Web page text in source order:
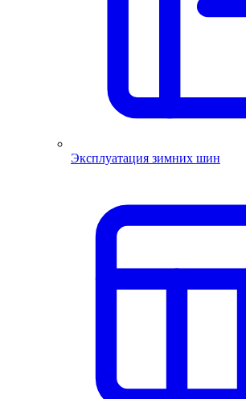
Эксплуатация зимних шин